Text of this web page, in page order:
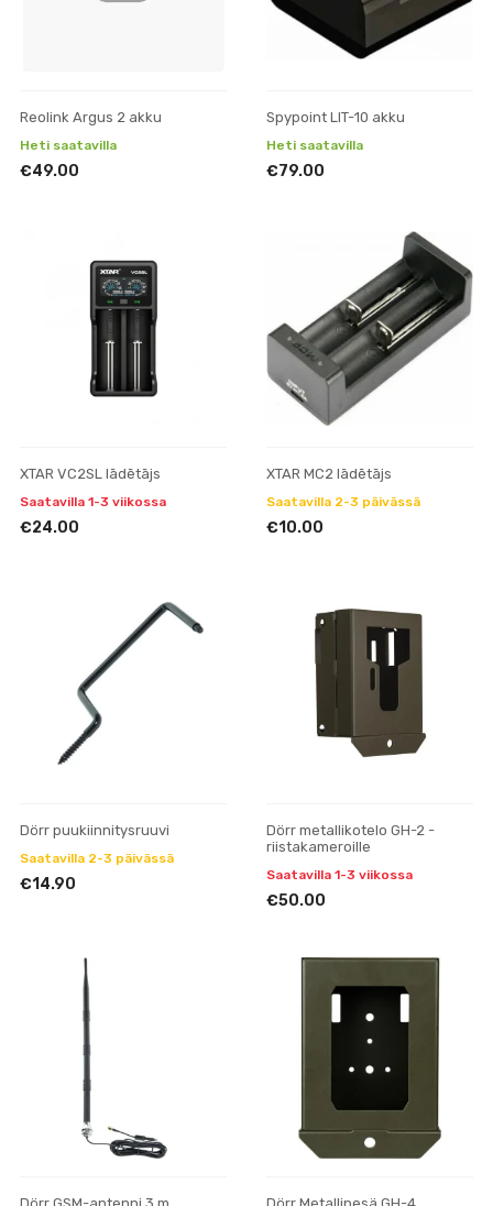
Reolink Argus 2 akku
Heti saatavilla
€49.00
Spypoint LIT-10 akku
Heti saatavilla
€79.00
XTAR VC2SL lādētājs
Saatavilla 1-3 viikossa
€24.00
XTAR MC2 lādētājs
Saatavilla 2-3 päivässä
€10.00
Dörr puukiinnitysruuvi
Saatavilla 2-3 päivässä
€14.90
Dörr metallikotelo GH-2 -
riistakameroille
Saatavilla 1-3 viikossa
€50.00